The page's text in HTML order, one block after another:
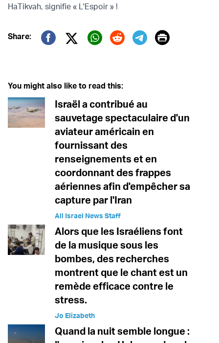
HaTikvah, signifie « L'Espoir » !
Share: Print
You might also like to read this:
Israël a contribué au
sauvetage spectaculaire d'un
aviateur américain en
fournissant des
renseignements et en
coordonnant des frappes
aériennes afin d'empêcher sa
capture par l'Iran
All Israel News Staff
Alors que les Israéliens font
de la musique sous les
bombes, des recherches
montrent que le chant est un
remède efficace contre le
stress.
Jo Elizabeth
Quand la nuit semble longue :